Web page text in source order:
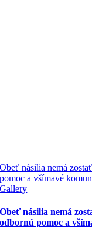
Obeť násilia nemá
pomoc a všímavé
Gallery
Obeť násilia nemá
odbornú pomoc a